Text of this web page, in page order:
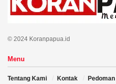
© 2024 Koranpapua.id
Menu
Tentang Kami Kontak